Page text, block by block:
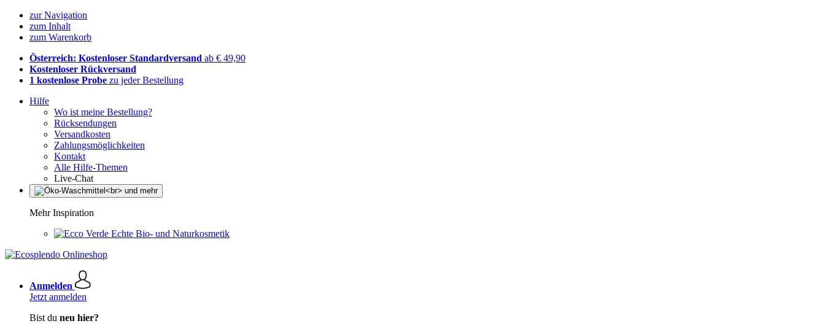
zur Navigation
zum Inhalt
zum Warenkorb
Österreich: Kostenloser Standardversand ab € 49,90
Kostenloser Rückversand
1 kostenlose Probe zu jeder Bestellung
Hilfe
Wo ist meine Bestellung?
Rücksendungen
Versandkosten
Zahlungsmöglichkeiten
Kontakt
Alle Hilfe-Themen
Live-Chat
Mehr Inspiration
Echte Bio- und Naturkosmetik
Anmelden
Jetzt anmelden
Bist du neu hier?